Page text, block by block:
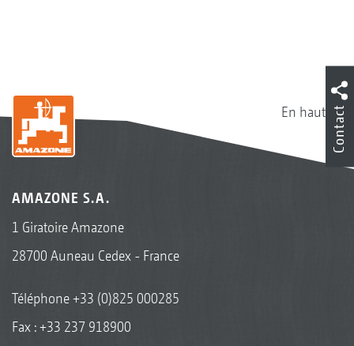
En haut
AMAZONE S.A.
1 Giratoire Amazone
28700 Auneau Cedex - France
Téléphone+33 (0)825 000285
Fax : +33 237 918900
Contact